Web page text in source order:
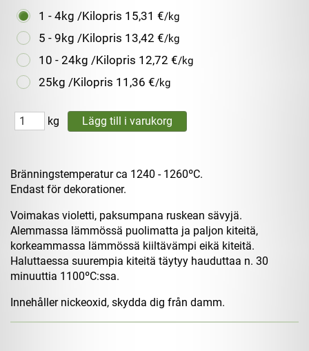
1 - 4kg /Kilopris 15,31 €/kg
5 - 9kg /Kilopris 13,42 €/kg
10 - 24kg /Kilopris 12,72 €/kg
25kg /Kilopris 11,36 €/kg
kg
Bränningstemperatur ca 1240 - 1260ºC.
Endast för dekorationer.
Voimakas violetti, paksumpana ruskean sävyjä.
Alemmassa lämmössä puolimatta ja paljon kiteitä,
korkeammassa lämmössä kiiltävämpi eikä kiteitä.
Haluttaessa suurempia kiteitä täytyy hauduttaa n. 30
minuuttia 1100ºC:ssa.
Innehåller nickeoxid, skydda dig från damm.